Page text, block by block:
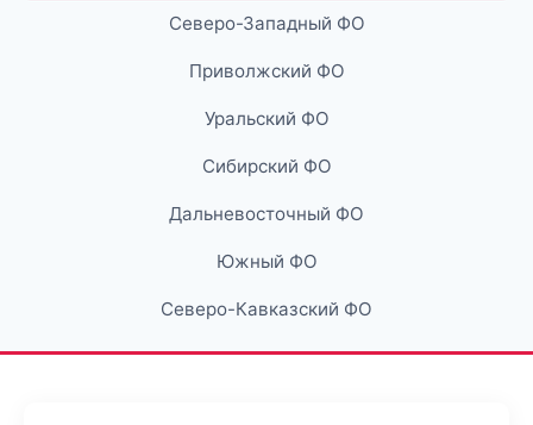
Северо-Западный ФО
Приволжский ФО
Уральский ФО
Сибирский ФО
Дальневосточный ФО
Южный ФО
Северо-Кавказский ФО